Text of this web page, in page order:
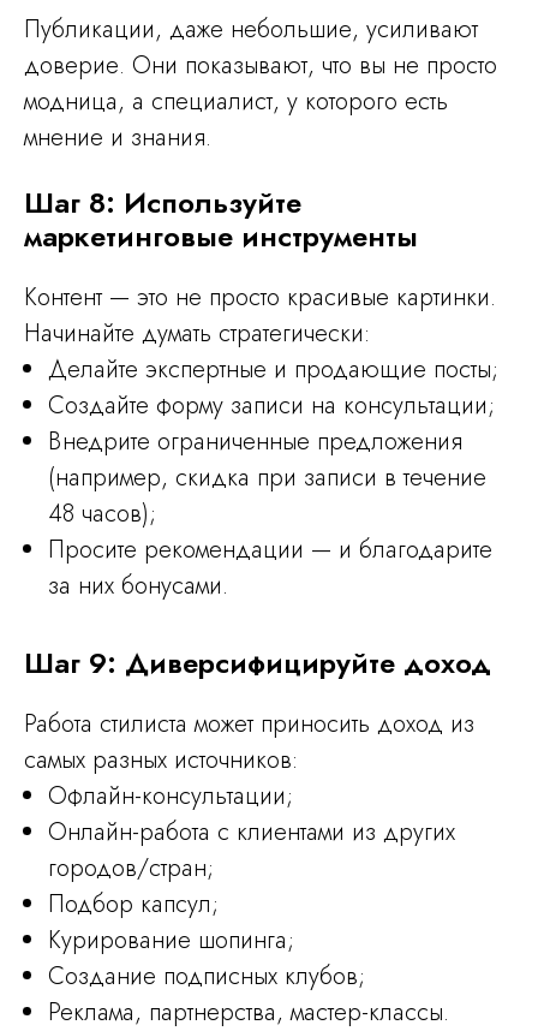
Публикации, даже небольшие, усиливают
доверие. Они показывают, что вы не просто
модница, а специалист, у которого есть
мнение и знания.
Шаг 8: Используйте
маркетинговые инструменты
Контент — это не просто красивые картинки.
Начинайте думать стратегически:
Делайте экспертные и продающие посты;
Создайте форму записи на консультации;
Внедрите ограниченные предложения
(например, скидка при записи в течение
48 часов);
Просите рекомендации — и благодарите
за них бонусами.
Шаг 9: Диверсифицируйте доход
Работа стилиста может приносить доход из
самых разных источников:
Офлайн-консультации;
Онлайн-работа с клиентами из других
городов/стран;
Подбор капсул;
Курирование шопинга;
Создание подписных клубов;
Реклама, партнерства, мастер-классы.